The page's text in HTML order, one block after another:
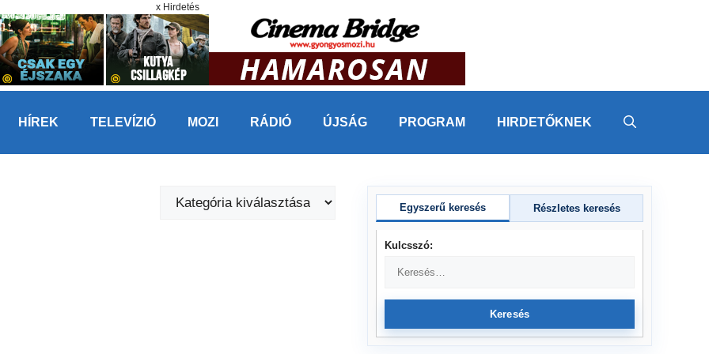
x Hirdetés
HÍREK TELEVÍZIÓ MOZI RÁDIÓ ÚJSÁG PROGRAM HIRDETŐKNEK
Kategóriák
Egyszerű keresés Részletes keresés
Kulcsszó:
Keresés